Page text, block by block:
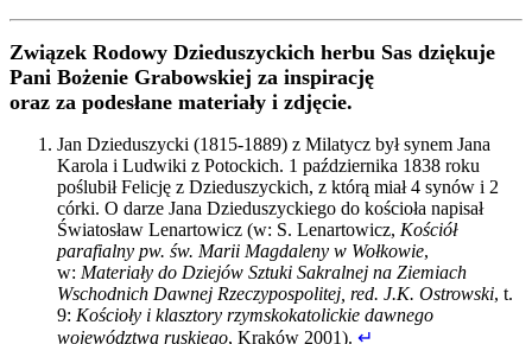
Związek Rodowy Dzieduszyckich herbu Sas dziękuje
Pani Bożenie Grabowskiej za inspirację
oraz za podesłane materiały i zdjęcie.
Jan Dzieduszycki (1815-1889) z Milatycz był synem Jana
Karola i Ludwiki z Potockich. 1 października 1838 roku
poślubił Felicję z Dzieduszyckich, z którą miał 4 synów i 2
córki. O darze Jana Dzieduszyckiego do kościoła napisał
Światosław Lenartowicz (w: S. Lenartowicz, Kościół
parafialny pw. św. Marii Magdaleny w Wołkowie,
w: Materiały do Dziejów Sztuki Sakralnej na Ziemiach
Wschodnich Dawnej Rzeczypospolitej, red. J.K. Ostrowski, t.
9: Kościoły i klasztory rzymskokatolickie dawnego
województwa ruskiego, Kraków 2001). ↵